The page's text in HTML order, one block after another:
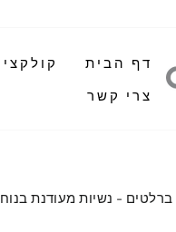
דף הבית
צרי קשר
ברלטים - נשיות מעודנת